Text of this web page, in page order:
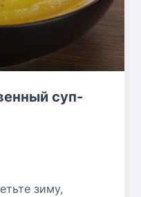
суп-
зиму,